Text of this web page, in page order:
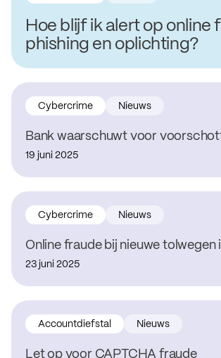
Hoe blijf ik alert op online
phishing en oplichting?
Bank waarschuwt voor
Cybercrime Nieuws
19 juni 2025
Online fraude bij nieuwe tolwegen
Cybercrime Nieuws
23 juni 2025
Let op voor CAPTCHA fraude
Accountdiefstal Nieuws